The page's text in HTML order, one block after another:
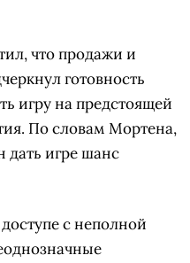
что продажи и
готовность
игру на предстоящей
По словам Мортена,
дать игре шанс
с неполной